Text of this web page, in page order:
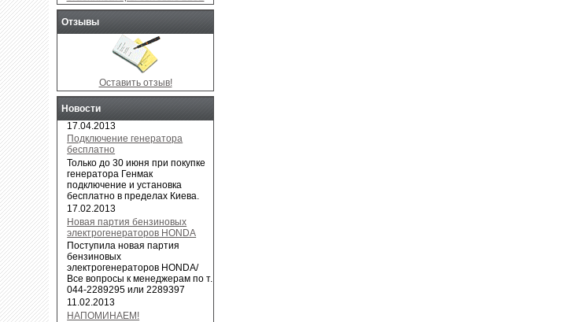
Отзывы
Оставить отзыв!
Новости
17.04.2013
Подключение генератора
бесплатно
Только до 30 июня при покупке
генератора Генмак
подключение и установка
бесплатно в пределах Киева.
17.02.2013
Новая партия бензиновых
электрогенераторов HONDA
Поступила новая партия
бензиновых
электрогенераторов HONDA/
Все вопросы к менеджерам по т.
044-2289295 или 2289397
11.02.2013
НАПОМИНАЕМ!